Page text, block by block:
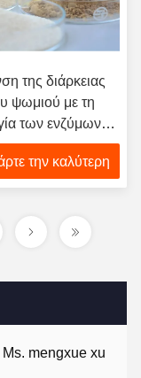
Ms. mengxue xu
της διάρκειας
ψωμιού με τη
των ενζύμων
2
της
σε σκόνη
την καλύτερη